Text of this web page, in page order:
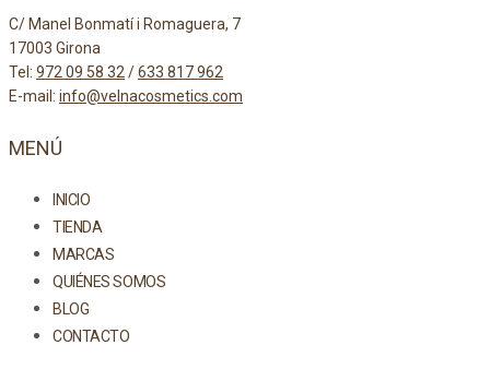
C/ Manel Bonmatí i Romaguera, 7
17003 Girona
Tel: 972 09 58 32/633 817 962
E-mail: info@velnacosmetics.com
MENÚ
INICIO
TIENDA
MARCAS
QUIÉNES SOMOS
BLOG
CONTACTO